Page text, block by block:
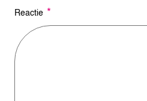
Reactie *
t
e
n
a